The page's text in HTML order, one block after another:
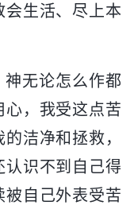
生活、尽上本
无论怎么作都
，我受这点苦
洁净和拯救，
识不到自己得
自己外表受苦